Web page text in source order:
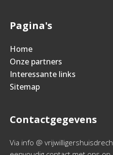
Pagina's
Home
Onze partners
Interessante links
Sitemap
Contactgegevens
Via info @